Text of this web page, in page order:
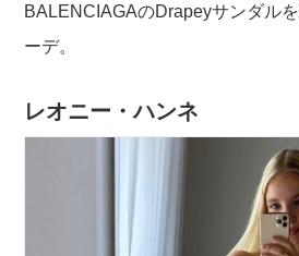
BALENCIAGAのDrapeyサンダル
ーデ。
レオニー・ハンネ